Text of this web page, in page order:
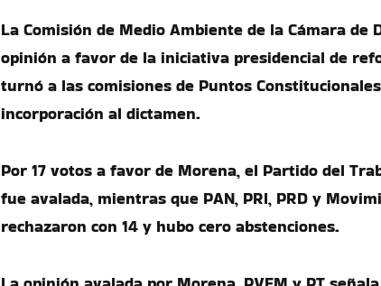
La Comisión de Medio Ambiente de la Cámara de
opinión a favor de la iniciativa presidencial de
turnó a las comisiones de Puntos
incorporación al dictamen.
Por 17 votos a favor de Morena, el Partido del
fue avalada, mientras que PAN, PRI, PRD y
rechazaron con 14 y hubo cero abstenciones.